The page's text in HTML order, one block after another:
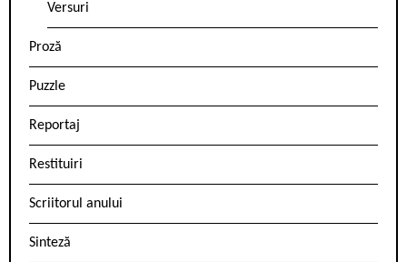
Versuri
Proză
Puzzle
Reportaj
Restituiri
Scriitorul anului
Sinteză